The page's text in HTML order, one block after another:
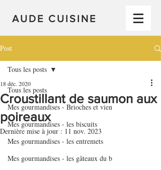
AUDE CUISINE
Post
Tous les posts
Mes gourmandises - Brioches et vien
Mes gourmandises - les biscuits
Mes gourmandises - les entremets
Mes gourmandises - les gâteaux du b
Tous les posts
Croustillant de saumon aux
poireaux
18 déc. 2020
Dernière mise à jour : 11 nov. 2023